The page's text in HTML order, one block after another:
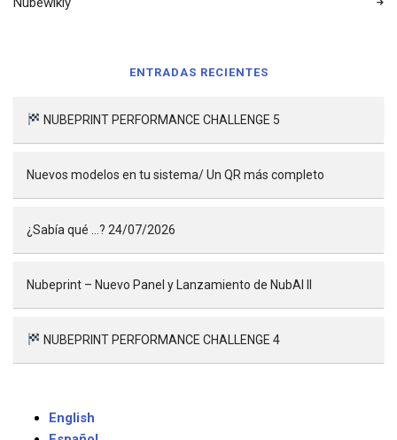
ENTRADAS RECIENTES
NUBEPRINT PERFORMANCE CHALLENGE 5
Nuevos modelos en tu sistema/ Un QR más completo
¿Sabía qué …? 24/07/2026
Nubeprint – Nuevo Panel y Lanzamiento de NubAI II
NUBEPRINT PERFORMANCE CHALLENGE 4
English